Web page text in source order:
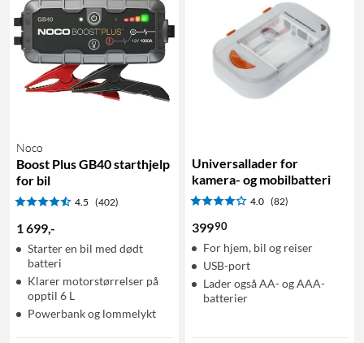
Noco
Boost Plus GB40 starthjelp
for bil
4.5 (402)
1 699,-
Starter en bil med dødt
batteri
Klarer motorstørrelser på
opptil 6 L
Powerbank og lommelykt
Universallader for
kamera- og mobilbatteri
4.0 (82)
39990
For hjem, bil og reiser
USB-port
Lader også AA- og AAA-
batterier